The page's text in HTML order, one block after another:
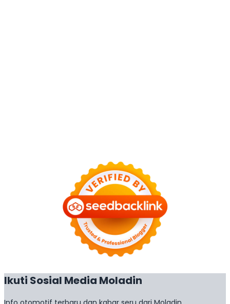
Ikuti Sosial Media Moladin